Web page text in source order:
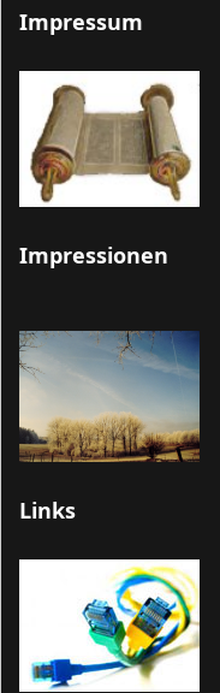
Impressum
Impressionen
Links